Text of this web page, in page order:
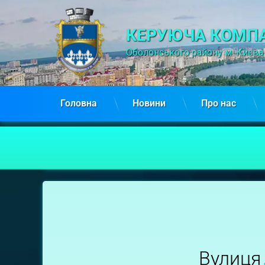
КЕРУЮЧА
Оболонського району м. Києва
Головна Новини Про нас
Вулиця